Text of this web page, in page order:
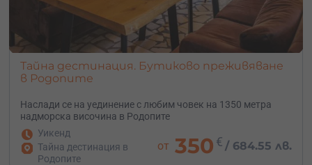
Тайна дестинация. Бутиково преживяване
в Родопите
Наслади се на уединение с любим човек на 1350 метра
надморска височина в Родопите
Уикенд
Тайна дестинация в
Родопите
от 350 € /684.55 лв.